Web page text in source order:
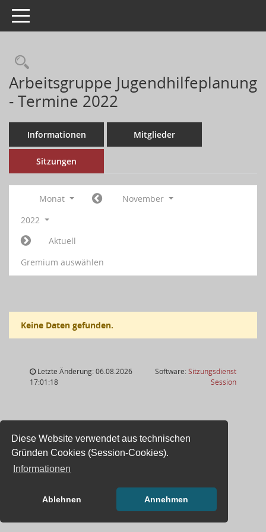
Diese Website verwendet aus technischen
Gründen Cookies (Session-Cookies).
Informationen
Ablehnen Annehmen
Toggle navigation
Arbeitsgruppe Jugendhilfeplanung
- Termine 2022
Informationen Mitglieder
Sitzungen
Monat
November
2022
Aktuell
Gremium auswählen
Keine Daten gefunden.
Letzte Änderung: 06.08.2026
17:01:18
Software:Sitzungsdienst
Session(Wird in